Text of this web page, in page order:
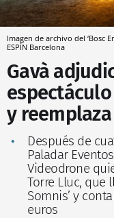
Imagen de archivo del ‘Bosc
ESPÍN Barcelona
Gavà
y reemplaza
Después de
Paladar
Videodrone
Torre Lluc, que
Somnis’ y
euros